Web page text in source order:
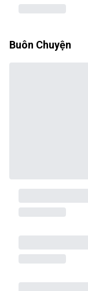
Buôn Chuyện